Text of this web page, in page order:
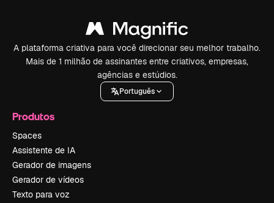
A plataforma criativa para você direcionar seu melhor trabalho.
Mais de 1 milhão de assinantes entre criativos, empresas,
agências e estúdios.
Português
Produtos
Spaces
Assistente de IA
Gerador de imagens
Gerador de vídeos
Texto para voz